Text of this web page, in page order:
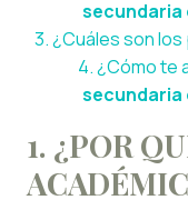
secundaria
3. ¿Cuáles son
4. ¿Cómo te
secundaria
1. ¿POR